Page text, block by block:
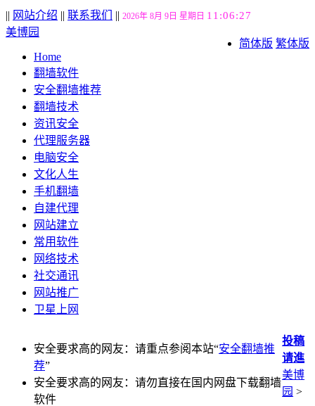
|| 网站介绍 || 联系我们 || 2026年 8月 9日 星期日 11:06:28
简体版 繁体版
美博园
Home
翻墙软件
安全翻墙推荐
翻墙技术
资讯安全
代理服务器
电脑安全
文化人生
手机翻墙
自建代理
网站建立
常用软件
网络技术
社交通讯
网站推广
卫星上网
安全要求高的网友：请重点参阅本站“安全翻墙推
荐”
安全要求高的网友：请勿直接在国内网盘下载翻墙
软件
投稿
请進
美博
园 >